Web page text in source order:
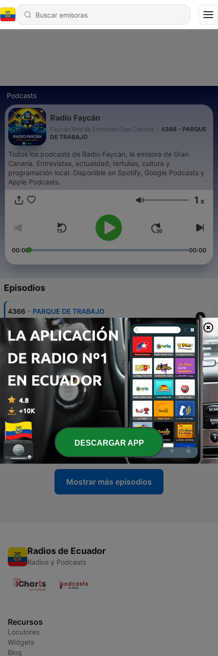
Podcasts
Radio Faycán
Faycán Red de Emisoras Gran Canaria
4366 - PARQUE
DE TRABAJO
Todos los podcasts de Radio Faycán, la emisora de Gran
Canaria. Entrevistas, actualidad, tertulias, cultura y
programación local. Disponible en Spotify, Google Podcasts y
Apple Podcasts.
Volumen 1 x
00:00 00:00
Episodios
4366 - PARQUE DE TRABAJO
08 ago. 2026
4365 - TC6 y TC7 del 28º Rallye de Tierra
08 ago. 2026
4364 Tramo TC 5
08 ago. 2026
4363 - Parque de Trabajo y Final Tramo TC4
07 ago. 2026
4362 - TC4 TRAMO CUARTO
07 ago. 2026
Mostrar más episodios
Radios de Ecuador
Radios y Podcasts
Recursos
Locutores
Widgets
Blog
DESCARGAR APP